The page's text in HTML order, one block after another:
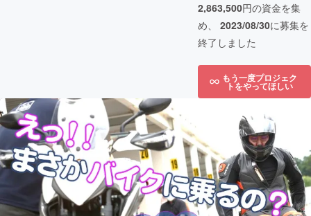
2,863,500円の資金を集
め、 2023/08/30に募集を
終了しました
もう一度プロジェク
トをやってほしい